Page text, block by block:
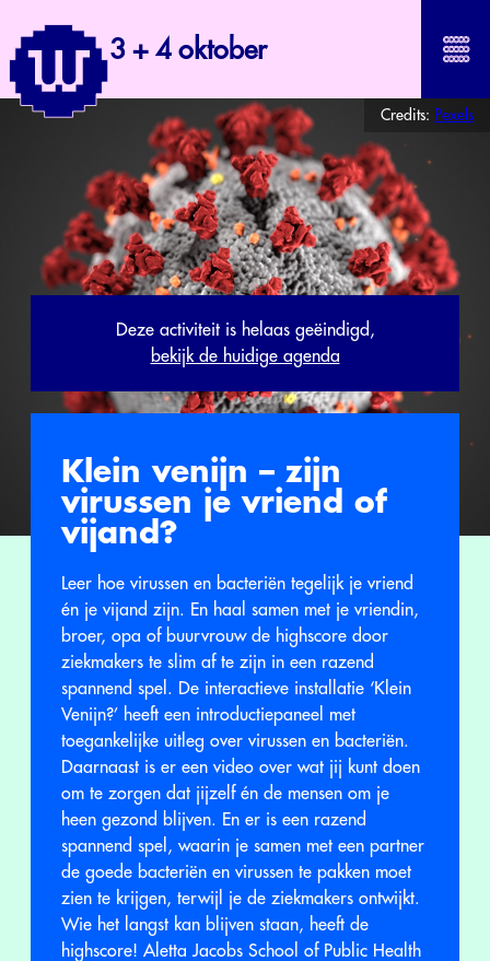
3 + 4 oktober
Credits: Pexels
Deze activiteit is helaas geëindigd,
bekijk de huidige agenda
Klein venijn – zijn
virussen je vriend of
vijand?
Leer hoe virussen en bacteriën tegelijk je vriend
én je vijand zijn. En haal samen met je vriendin,
broer, opa of buurvrouw de highscore door
ziekmakers te slim af te zijn in een razend
spannend spel. De interactieve installatie ‘Klein
Venijn?’ heeft een introductiepaneel met
toegankelijke uitleg over virussen en bacteriën.
Daarnaast is er een video over wat jij kunt doen
om te zorgen dat jijzelf én de mensen om je
heen gezond blijven. En er is een razend
spannend spel, waarin je samen met een partner
de goede bacteriën en virussen te pakken moet
zien te krijgen, terwijl je de ziekmakers ontwijkt.
Wie het langst kan blijven staan, heeft de
highscore! Aletta Jacobs School of Public Health